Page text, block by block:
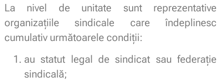
La nivel de unitate sunt reprezentative
organizaţiile sindicale care îndeplinesc
cumulativ următoarele condiţii:
au statut legal de sindicat sau federaţie
sindicală;